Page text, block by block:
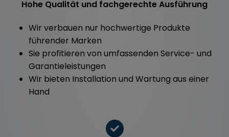
Hohe Qualität und fachgerechte Ausführung
Wir verbauen nur hochwertige Produkte
führender Marken
Sie profitieren von umfassenden Service- und
Garantieleistungen
Wir bieten Installation und Wartung aus einer
Hand